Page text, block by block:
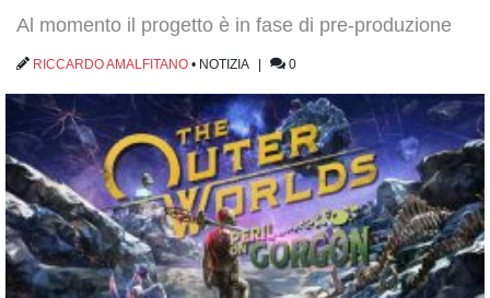
Al momento il progetto è in fase di pre-produzione
RICCARDO AMALFITANO • NOTIZIA| 0